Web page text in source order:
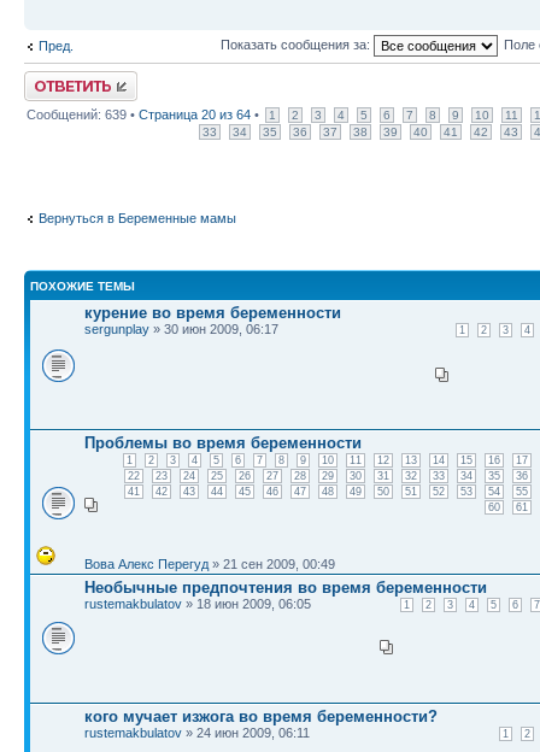
Пред. Показать сообщения за: Поле
Ответить
Сообщений: 639 • Страница 20 из 64 • 1 2 3 4 5 6 7 8 9 10 11
33
34 35 36 37 38 39 40 41 42 43
Вернуться в Беременные мамы
ПОХОЖИЕ ТЕМЫ
курение во время беременности
1 2 3 4
sergunplay » 30 июн 2009, 06:17
Проблемы во время беременности
1 2 3 4 5 6 7 8 9 10 11 12 13 14 15 16
17
22
23 24 25 26 27 28 29 30 31 32 33 34 35
36
41
42 43 44 45 46 47 48 49 50 51 52 53 54
55
60
61
Вова Алекс Перегуд » 21 сен 2009, 00:49
Необычные предпочтения во время беременности
1 2 3 4 5 6 7
rustemakbulatov » 18 июн 2009, 06:05
кого мучает изжога во время беременности?
1 2
rustemakbulatov » 24 июн 2009, 06:11